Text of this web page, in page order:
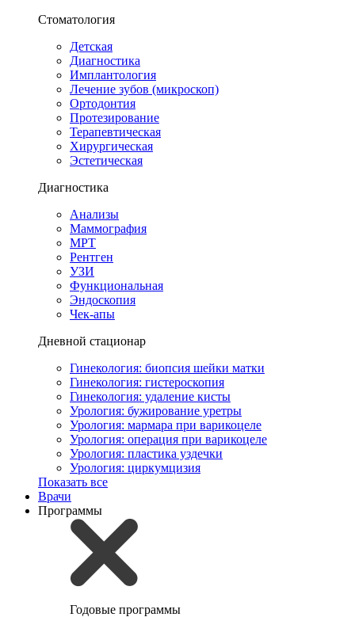
Стоматология
Детская
Диагностика
Имплантология
Лечение зубов (микроскоп)
Ортодонтия
Протезирование
Терапевтическая
Хирургическая
Эстетическая
Диагностика
Анализы
Маммография
МРТ
Рентген
УЗИ
Функциональная
Эндоскопия
Чек-апы
Дневной стационар
Гинекология: биопсия шейки матки
Гинекология: гистероскопия
Гинекология: удаление кисты
Урология: бужирование уретры
Урология: мармара при варикоцеле
Урология: операция при варикоцеле
Урология: пластика уздечки
Урология: циркумцизия
Показать все
Врачи
Программы
Годовые программы